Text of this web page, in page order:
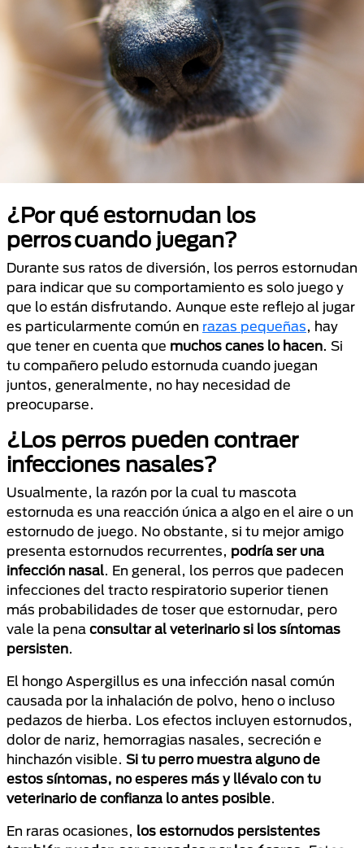
¿Por qué estornudan los
perros cuando juegan?
Durante sus ratos de diversión, los perros estornudan
para indicar que su comportamiento es solo juego y
que lo están disfrutando. Aunque este reflejo al jugar
es particularmente común en razas pequeñas , hay
que tener en cuenta que muchos canes lo hacen . Si
tu compañero peludo estornuda cuando juegan
juntos, generalmente, no hay necesidad de
preocuparse.
¿Los perros pueden contraer
infecciones nasales?
Usualmente, la razón por la cual tu mascota
estornuda es una reacción única a algo en el aire o un
estornudo de juego. No obstante, si tu mejor amigo
presenta estornudos recurrentes, podría ser una
infección nasal . En general, los perros que padecen
infecciones del tracto respiratorio superior tienen
más probabilidades de toser que estornudar, pero
vale la pena consultar al veterinario si los síntomas
persisten
El hongo Aspergillus es una infección nasal común
causada por la inhalación de polvo, heno o incluso
pedazos de hierba. Los efectos incluyen estornudos,
dolor de nariz, hemorragias nasales, secreción e
hinchazón visible. Si tu perro muestra alguno de
estos síntomas, no esperes más y llévalo con tu
veterinario de confianza lo antes posible
En raras ocasiones, los estornudos persistentes